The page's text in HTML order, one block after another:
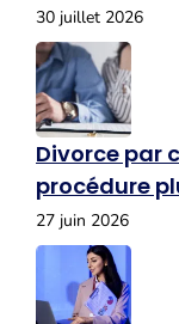
30 juillet 2026
Divorce par
procédure
27 juin 2026